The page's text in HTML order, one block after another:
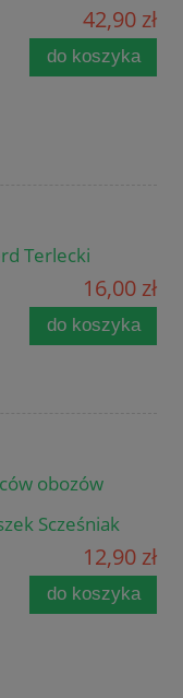
42,90 zł
do koszyka
Terlecki
16,00 zł
do koszyka
obozów
Scześniak
12,90 zł
do koszyka